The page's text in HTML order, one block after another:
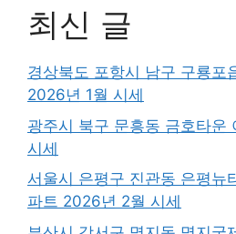
최신 글
경상북도 포항시 남구 구룡포
2026년 1월 시세
광주시 북구 문흥동 금호타운
시세
서울시 은평구 진관동 은평뉴
파트 2026년 2월 시세